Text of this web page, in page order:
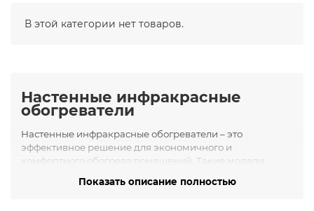
В этой категории нет товаров.
Настенные инфракрасные
обогреватели
Настенные инфракрасные обогреватели – это
эффективное решение для экономичного и
комфортного обогрева помещений. Такие модели
равномерно распределяют тепло по комнате.
Показать описание полностью